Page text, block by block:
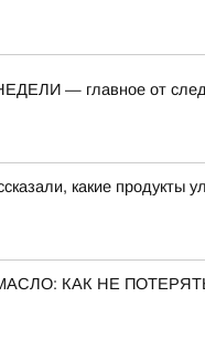
— главное от
какие продукты
КАК НЕ